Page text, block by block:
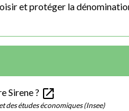
et protéger la
Sirene ? open_in_new
des études économiques (Insee)